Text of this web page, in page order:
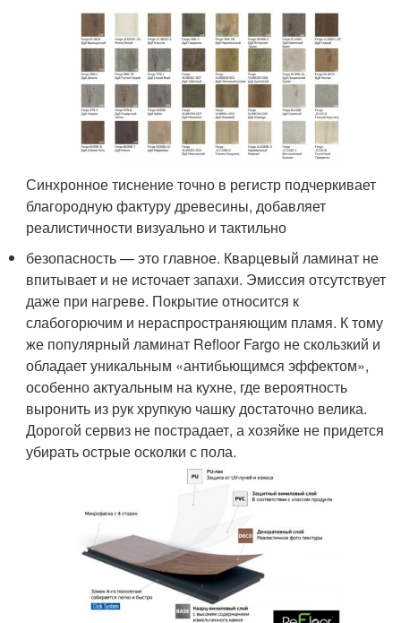
Синхронное тиснение точно в регистр подчеркивает
благородную фактуру древесины, добавляет
реалистичности визуально и тактильно
безопасность — это главное. Кварцевый ламинат не
впитывает и не источает запахи. Эмиссия отсутствует
даже при нагреве. Покрытие относится к
слабогорючим и нераспространяющим пламя. К тому
же популярный ламинат Refloor Fargo не скользкий и
обладает уникальным «антибьющимся эффектом»,
особенно актуальным на кухне, где вероятность
выронить из рук хрупкую чашку достаточно велика.
Дорогой сервиз не пострадает, а хозяйке не придется
убирать острые осколки с пола.